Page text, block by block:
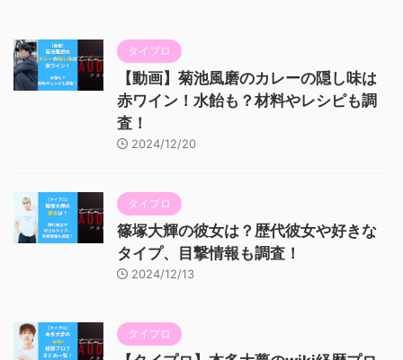
タイプロ
【動画】菊池風磨のカレーの隠し味は
赤ワイン！水飴も？材料やレシピも調
査！
2024/12/20
タイプロ
篠塚大輝の彼女は？歴代彼女や好きな
タイプ、目撃情報も調査！
2024/12/13
タイプロ